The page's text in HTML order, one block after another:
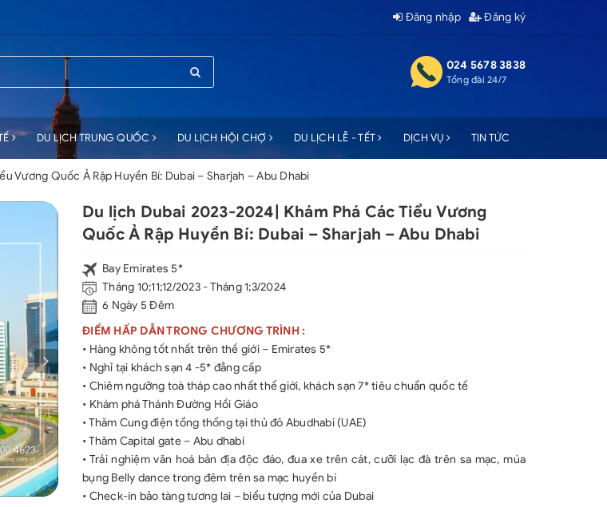
Đăng nhập Đăng ký
024 5678 3838
Tổng đài 24/7
DU LỊCH TRUNG QUỐC DU LỊCH HỘI CHỢ DU LỊCH LỄ - TẾT DỊCH VỤ TIN TỨC
Vương Quốc Ả Rập Huyền Bí: Dubai – Sharjah – Abu Dhabi
Du lịch Dubai 2023-2024| Khám Phá Các Tiểu Vương
Quốc Ả Rập Huyền Bí: Dubai – Sharjah – Abu Dhabi
Bay Emirates 5*
Tháng 10;11;12/2023 - Tháng 1;3/2024
6 Ngày 5 Đêm
ĐIỂM HẤP DẪN TRONG CHƯƠNG TRÌNH :
• Hàng không tốt nhất trên thế giới – Emirates 5*
• Nghỉ tại khách sạn 4 -5* đẳng cấp
• Chiêm ngưỡng toà tháp cao nhất thế giới, khách sạn 7* tiêu chuẩn quốc tế
• Khám phá Thánh Đường Hồi Giáo
• Thăm Cung điện tổng thống tại thủ đô Abudhabi (UAE)
• Thăm Capital gate – Abu dhabi
• Trải nghiệm văn hoá bản địa độc đáo, đua xe trên cát, cưỡi lạc đà trên sa mạc, múa
bụng Belly dance trong đêm trên sa mạc huyền bí
• Check-in bảo tàng tương lai – biểu tượng mới của Dubai